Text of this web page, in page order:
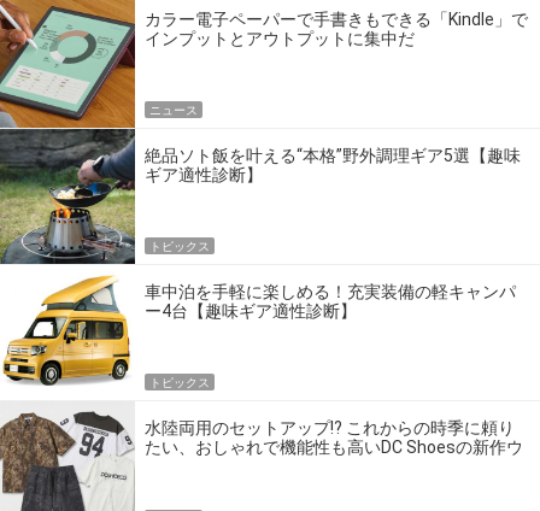
カラー電子ペーパーで手書きもできる「Kindle」で
インプットとアウトプットに集中だ
ニュース
絶品ソト飯を叶える“本格”野外調理ギア5選【趣味
ギア適性診断】
トピックス
車中泊を手軽に楽しめる！充実装備の軽キャンパ
ー4台【趣味ギア適性診断】
トピックス
水陸両用のセットアップ!? これからの時季に頼り
たい、おしゃれで機能性も高いDC Shoesの新作ウ